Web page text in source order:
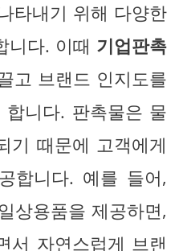
타내기 위해 다양한
니다. 이때 기업판촉
고 브랜드 인지도를
니다. 판촉물은 물
기 때문에 고객에게
합니다. 예를 들어,
상용품을 제공하면,
서 자연스럽게 브랜